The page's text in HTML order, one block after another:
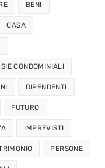
BENI
CASA
CONDOMINIALI
DIPENDENTI
FUTURO
IMPREVISTI
PERSONE